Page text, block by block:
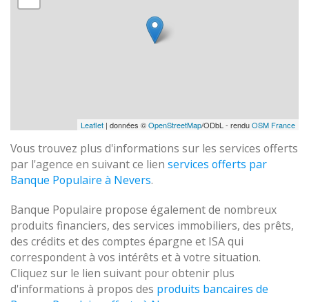
Leaflet | données ©OpenStreetMap/ODbL - renduOSM France
Vous trouvez plus d'informations sur les services offerts
par l'agence en suivant ce lien services offerts par
Banque Populaire à Nevers.
Banque Populaire propose également de nombreux
produits financiers, des services immobiliers, des prêts,
des crédits et des comptes épargne et ISA qui
correspondent à vos intérêts et à votre situation.
Cliquez sur le lien suivant pour obtenir plus
d'informations à propos des produits bancaires de